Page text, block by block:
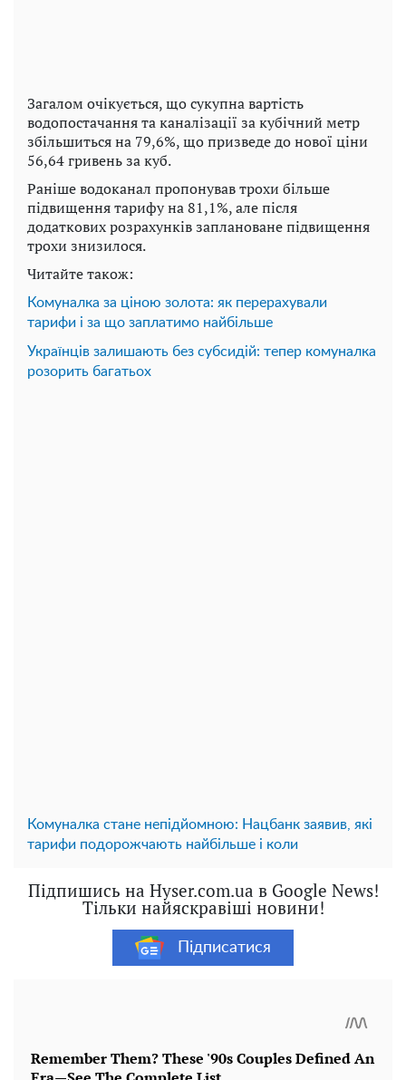
Загалом очікується, що сукупна вартість
водопостачання та каналізації за кубічний метр
збільшиться на 79,6%, що призведе до нової ціни
56,64 гривень за куб.
Раніше водоканал пропонував трохи більше
підвищення тарифу на 81,1%, але після
додаткових розрахунків заплановане підвищення
трохи знизилося.
Читайте також:
Комуналка за ціною золота: як перерахували
тарифи і за що заплатимо найбільше
Українців залишають без субсидій: тепер комуналка
розорить багатьох
Комуналка стане непідйомною: Нацбанк заявив, які
тарифи подорожчають найбільше і коли
Підпишись на Hyser.com.ua в Google News!
Тільки найяскравіші новини!
Підписатися